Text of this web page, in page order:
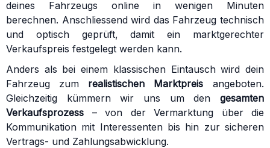
deines Fahrzeugs online in wenigen Minuten
berechnen. Anschliessend wird das Fahrzeug technisch
und optisch geprüft, damit ein marktgerechter
Verkaufspreis festgelegt werden kann.
Anders als bei einem klassischen Eintausch wird dein
Fahrzeug zum realistischen Marktpreis angeboten.
Gleichzeitig kümmern wir uns um den gesamten
Verkaufsprozess – von der Vermarktung über die
Kommunikation mit Interessenten bis hin zur sicheren
Vertrags- und Zahlungsabwicklung.